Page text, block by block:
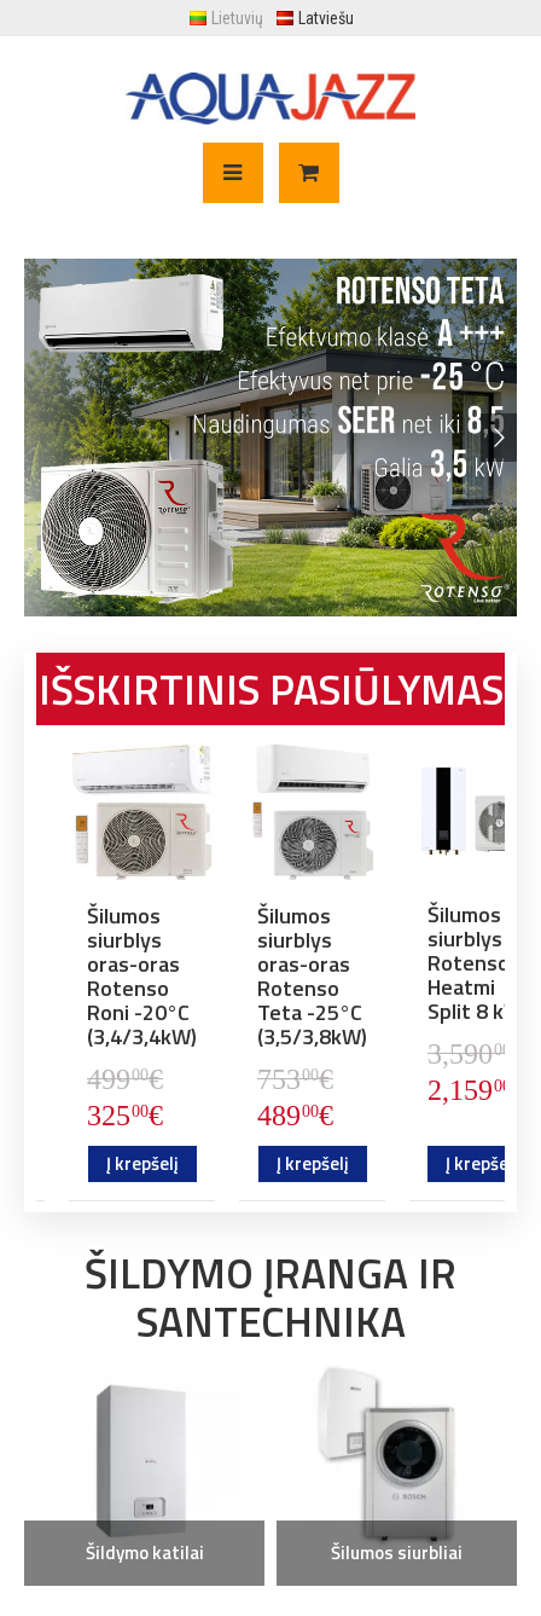
Lietuvių Latviešu
IŠSKIRTINIS PASIŪLYMAS
Šilumos
siurblys
oras-oras
Rotenso
Roni -20°C
(3,4/3,4kW)
49900€
32500€
Į krepšelį
Šilumos
siurblys
oras-oras
Rotenso
Teta -25°C
(3,5/3,8kW)
75300€
48900€
Į krepšelį
Šilumos
siurblys
Rotenso
Heatmi
Split 8 kW
3,59000
2,15900
Į krepšelį
ŠILDYMO ĮRANGA IR
SANTECHNIKA
Šildymo katilai Šilumos siurbliai